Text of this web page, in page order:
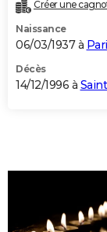
Créer une
Naissance
06/03/1937 à
Décès
14/12/1996 à